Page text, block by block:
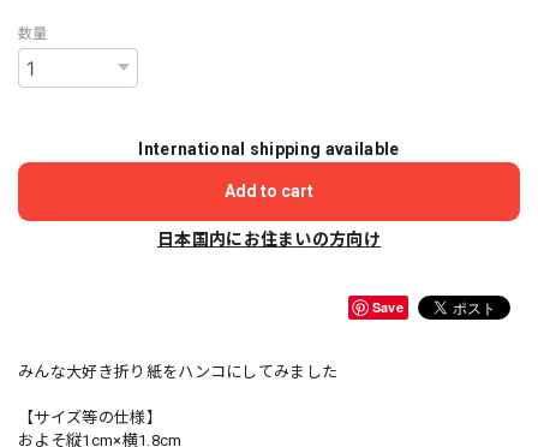
数量
International shipping available
Add to cart
日本国内にお住まいの方向け
Save
みんな大好き折り紙をハンコにしてみました
【サイズ等の仕様】
およそ縦1cm×横1.8cm